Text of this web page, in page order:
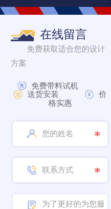
在线留言
免费获取适合您的设计
方案
免费带料试机
送货安装
价
格实惠